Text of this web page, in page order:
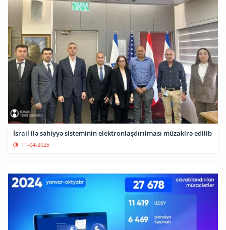
İsrail ilə səhiyyə sisteminin elektronlaşdırılması müzakirə edilib
11-04-2025